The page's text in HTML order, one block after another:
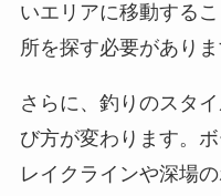
いエリアに移動する
所を探す必要がありま
さらに、釣りのスタ
び方が変わります。
レイクラインや深場